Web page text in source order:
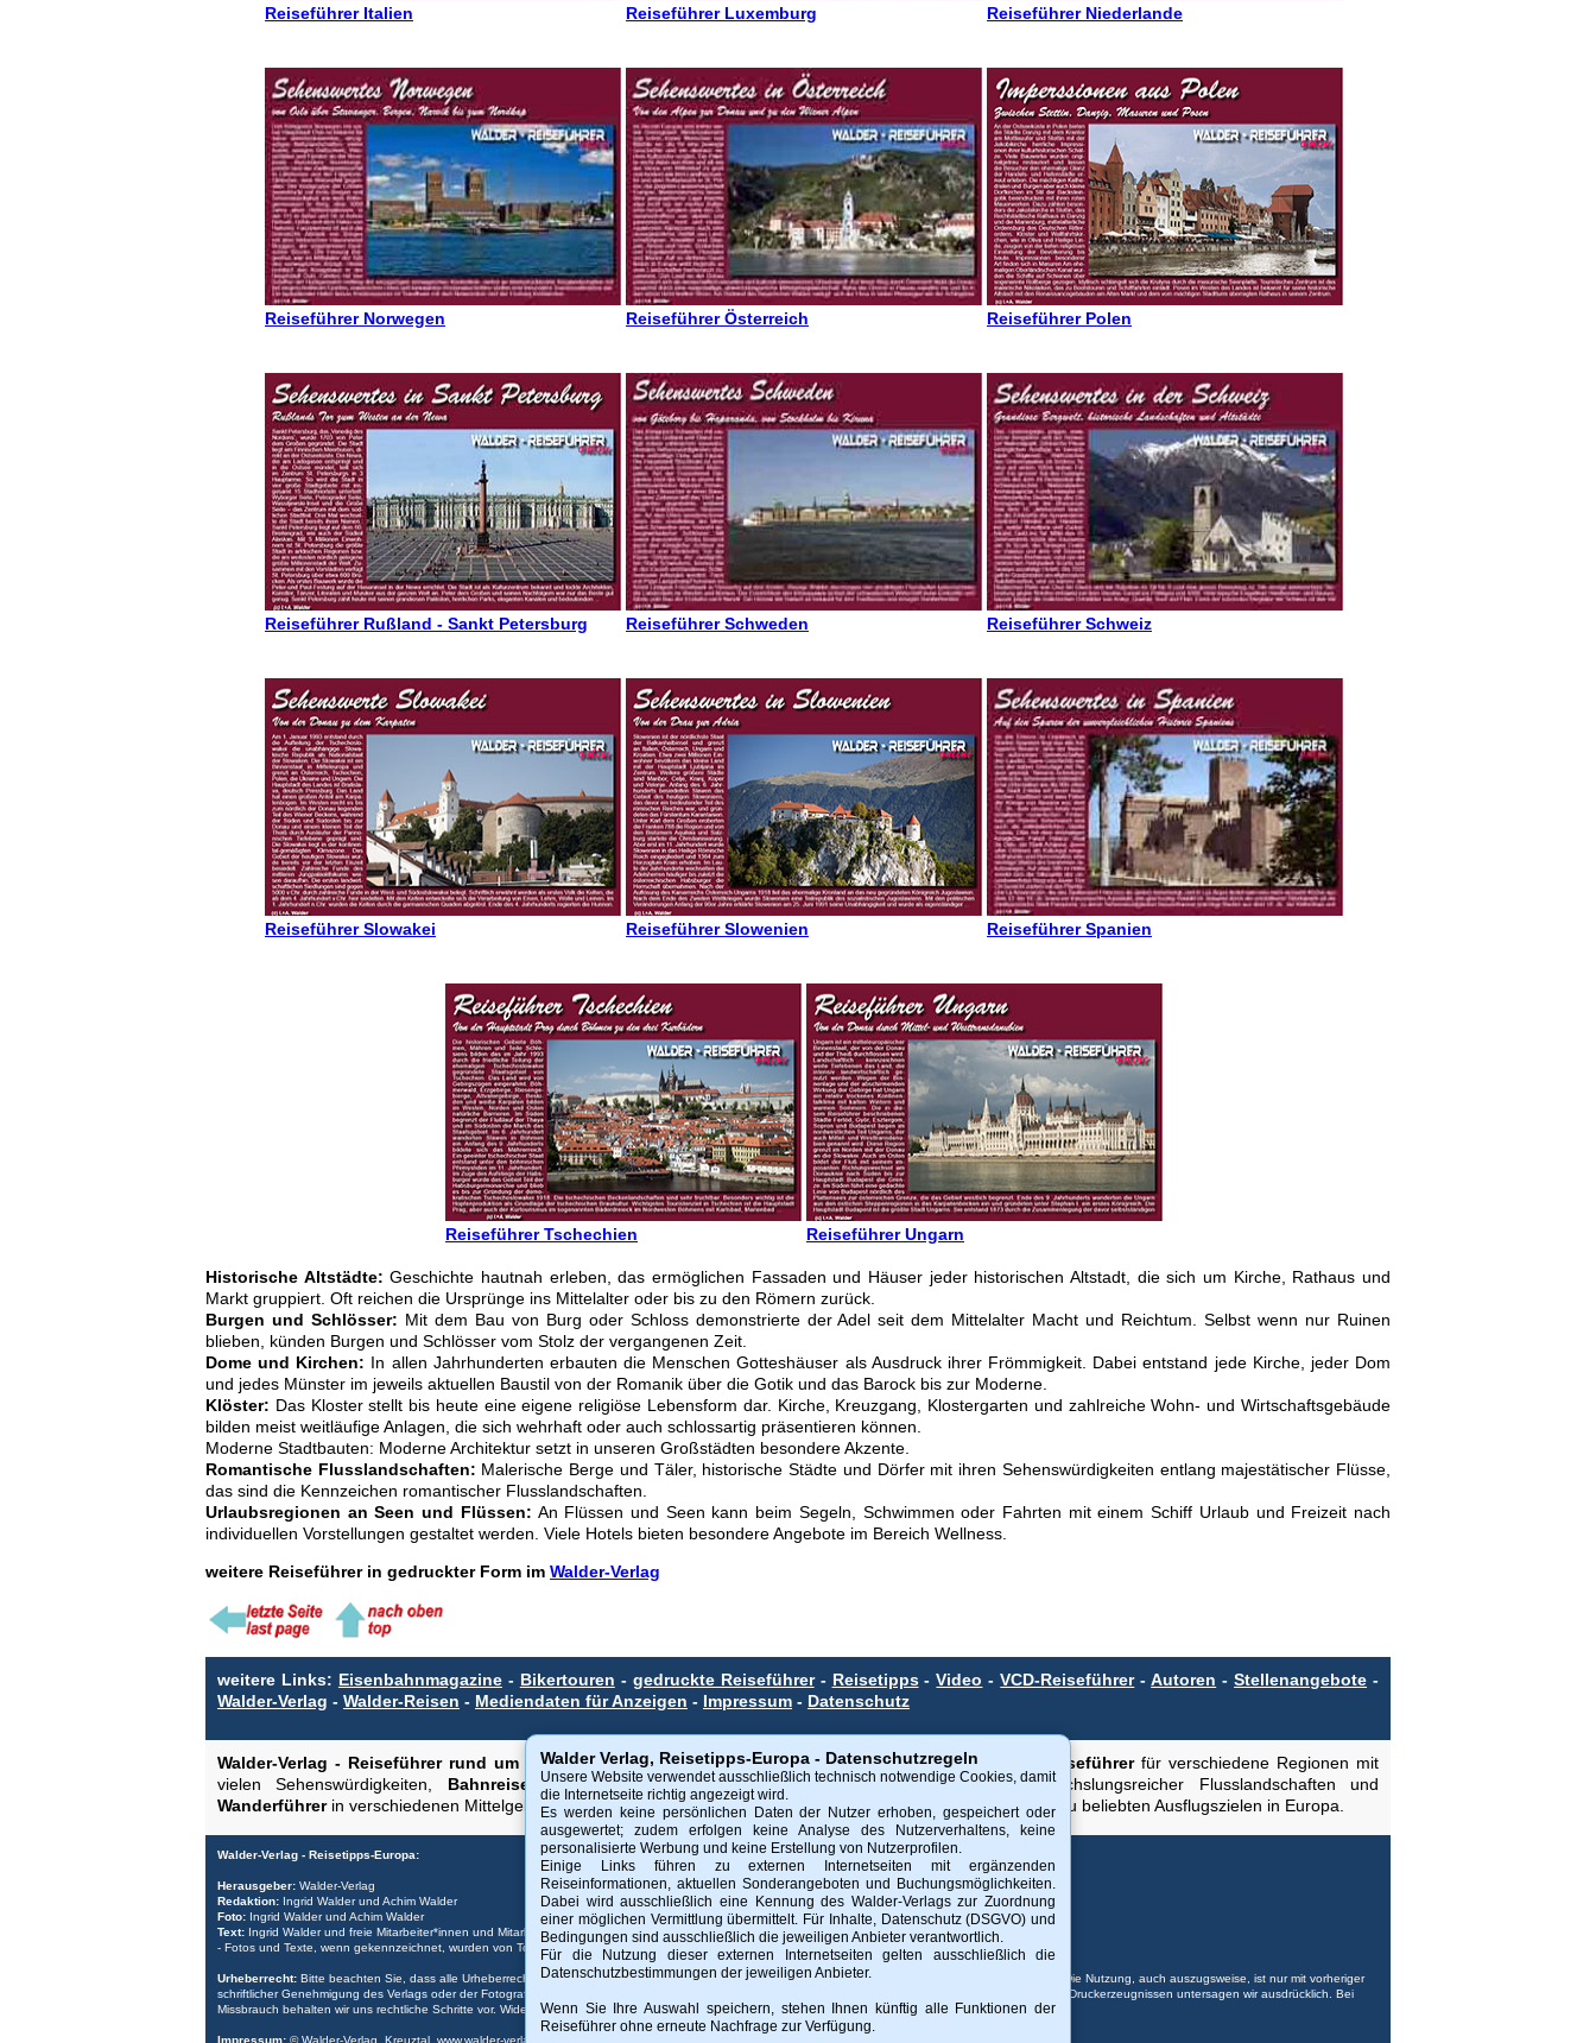
Reiseführer Italien Reiseführer Luxemburg Reiseführer Niederlande
Reiseführer Norwegen Reiseführer Österreich Reiseführer Polen
Reiseführer Rußland - Sankt Petersburg Reiseführer Schweden Reiseführer Schweiz
Reiseführer Slowakei Reiseführer Slowenien Reiseführer Spanien
Reiseführer Tschechien Reiseführer Ungarn
Historische Altstädte: Geschichte hautnah erleben, das ermöglichen Fassaden und Häuser jeder historischen Altstadt, die sich um Kirche, Rathaus und
Markt gruppiert. Oft reichen die Ursprünge ins Mittelalter oder bis zu den Römern zurück.
Burgen und Schlösser: Mit dem Bau von Burg oder Schloss demonstrierte der Adel seit dem Mittelalter Macht und Reichtum. Selbst wenn nur Ruinen
blieben, künden Burgen und Schlösser vom Stolz der vergangenen Zeit.
Dome und Kirchen: In allen Jahrhunderten erbauten die Menschen Gotteshäuser als Ausdruck ihrer Frömmigkeit. Dabei entstand jede Kirche, jeder Dom
und jedes Münster im jeweils aktuellen Baustil von der Romanik über die Gotik und das Barock bis zur Moderne.
Klöster: Das Kloster stellt bis heute eine eigene religiöse Lebensform dar. Kirche, Kreuzgang, Klostergarten und zahlreiche Wohn- und Wirtschaftsgebäude
bilden meist weitläufige Anlagen, die sich wehrhaft oder auch schlossartig präsentieren können.
Moderne Stadtbauten: Moderne Architektur setzt in unseren Großstädten besondere Akzente.
Romantische Flusslandschaften: Malerische Berge und Täler, historische Städte und Dörfer mit ihren Sehenswürdigkeiten entlang majestätischer Flüsse,
das sind die Kennzeichen romantischer Flusslandschaften.
Urlaubsregionen an Seen und Flüssen: An Flüssen und Seen kann beim Segeln, Schwimmen oder Fahrten mit einem Schiff Urlaub und Freizeit nach
individuellen Vorstellungen gestaltet werden. Viele Hotels bieten besondere Angebote im Bereich Wellness.
weitere Reiseführer in gedruckter Form im Walder-Verlag
weitere Links: Eisenbahnmagazine- Bikertouren - gedruckte Reiseführer- Reisetipps-Video -VCD-Reiseführer-Autoren -Stellenangebote -
Walder-Verlag - Walder-Reisen - Mediendaten für Anzeigen - Impressum - Datenschutz
Walder-Verlag - Reiseführer rund um Natur, Geschichte, Kunst und Kultur:Der Walder-Verlag bietet Reiseführerfür verschiedene Regionen mit
vielen Sehenswürdigkeiten, Bahnreiseführerbekannter Bahnstrecken,Radtourenführerentlang abwechslungsreicher Flusslandschaften und
Wanderführerin verschiedenen Mittelgebirgslandschaften an. Neu im Programm sind'online'-Reisemagazinezu beliebten Ausflugszielen in Europa.
Walder-Verlag - Reisetipps-Europa:
Herausgeber: Walder-Verlag
Redaktion: Ingrid Walder und Achim Walder
Foto: Ingrid Walder und Achim Walder
Text: Ingrid Walder und freie Mitarbeiter*innen und Mitarbeiter*innen des Walder-Verlags
- Fotos und Texte, wenn gekennzeichnet, wurden von Tourismus-Büros freundlicherweise bereitgestellt.
Urheberrecht: Bitte beachten Sie, dass alle Urheberrechte der Bilder und Dokumente dieser Internetseite beim Walder-Verlag und den Fotografen liegen. Die Nutzung, auch auszugsweise, ist nur mit vorheriger
schriftlicher Genehmigung des Verlags oder der Fotografen möglich. Die Veröffentlichung von Bildern und Texten auf nicht autorisierten Internetseiten oder Druckerzeugnissen untersagen wir ausdrücklich. Bei
Missbrauch behalten wir uns rechtliche Schritte vor. Widerruf vorbehalten.
Impressum: © Walder-Verlag, Kreuztal, www.walder-verlag.de
Walder Verlag, Reisetipps-Europa - Datenschutzregeln
Unsere Website verwendet ausschließlich technisch notwendige Cookies, damit
die Internetseite richtig angezeigt wird.
Es werden keine persönlichen Daten der Nutzer erhoben, gespeichert oder
ausgewertet; zudem erfolgen keine Analyse des Nutzerverhaltens, keine
personalisierte Werbung und keine Erstellung von Nutzerprofilen.
Einige Links führen zu externen Internetseiten mit ergänzenden
Reiseinformationen, aktuellen Sonderangeboten und Buchungsmöglichkeiten.
Dabei wird ausschließlich eine Kennung des Walder-Verlags zur Zuordnung
einer möglichen Vermittlung übermittelt. Für Inhalte, Datenschutz (DSGVO) und
Bedingungen sind ausschließlich die jeweiligen Anbieter verantwortlich.
Für die Nutzung dieser externen Internetseiten gelten ausschließlich die
Datenschutzbestimmungen der jeweiligen Anbieter.
Wenn Sie Ihre Auswahl speichern, stehen Ihnen künftig alle Funktionen der
Reiseführer ohne erneute Nachfrage zur Verfügung.